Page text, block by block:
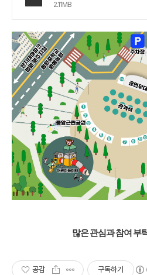
2.11MB
많은 관심과 참여 부
공감 구독하기